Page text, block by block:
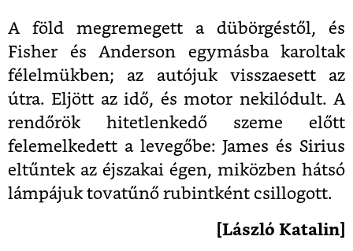
A föld megremegett a dübörgéstől, és
Fisher és Anderson egymásba karoltak
félelmükben; az autójuk visszaesett az
útra. Eljött az idő, és motor nekilódult. A
rendőrök hitetlenkedő szeme előtt
felemelkedett a levegőbe: James és Sirius
eltűntek az éjszakai égen, miközben hátsó
lámpájuk tovatűnő rubintként csillogott.
[László Katalin]